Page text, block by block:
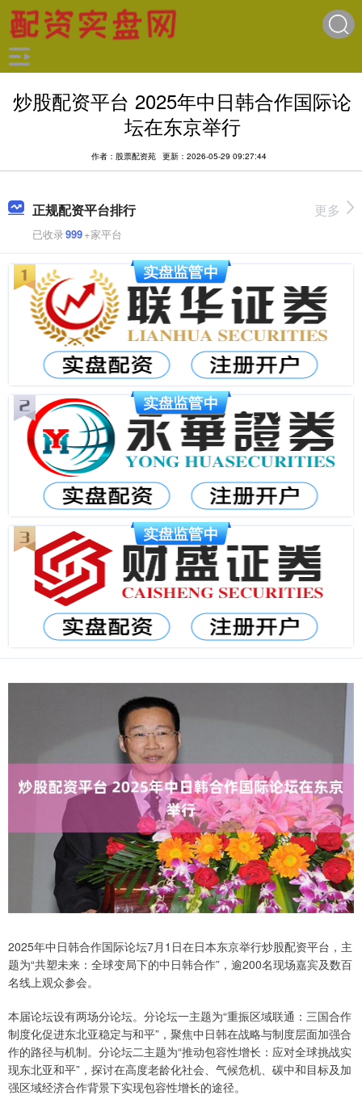
炒股配资平台 2025年中日韩合作国际论
坛在东京举行
作者：股票配资苑 更新：2026-05-29 09:27:44
正规配资平台排行
已收录999+家平台
更多
2025年中日韩合作国际论坛7月1日在日本东京举行炒股配资平台，主
题为“共塑未来：全球变局下的中日韩合作”，逾200名现场嘉宾及数百
名线上观众参会。
本届论坛设有两场分论坛。分论坛一主题为“重振区域联通：三国合作
制度化促进东北亚稳定与和平”，聚焦中日韩在战略与制度层面加强合
作的路径与机制。分论坛二主题为“推动包容性增长：应对全球挑战实
现东北亚和平”，探讨在高度老龄化社会、气候危机、碳中和目标及加
强区域经济合作背景下实现包容性增长的途径。